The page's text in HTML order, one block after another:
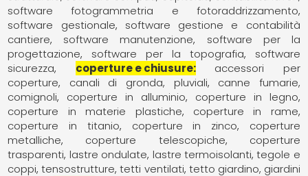
software fotogrammetria e fotoraddrizzamento
software gestionale
software gestione e contabilità
cantiere
software manutenzione
software per la
progettazione
software per la topografia
software
sicurezza
coperture e chiusure
accessori per
coperture
canali di gronda, pluviali
canne fumarie,
comignoli
coperture in alluminio
coperture in legno
coperture in materie plastiche
coperture in rame
coperture in titanio
coperture in zinco
coperture
metalliche
coperture telescopiche
coperture
trasparenti lastre ondulate lastre termoisolanti tegole e
coppi tensostrutture tetti ventilati tetto giardino, giardini